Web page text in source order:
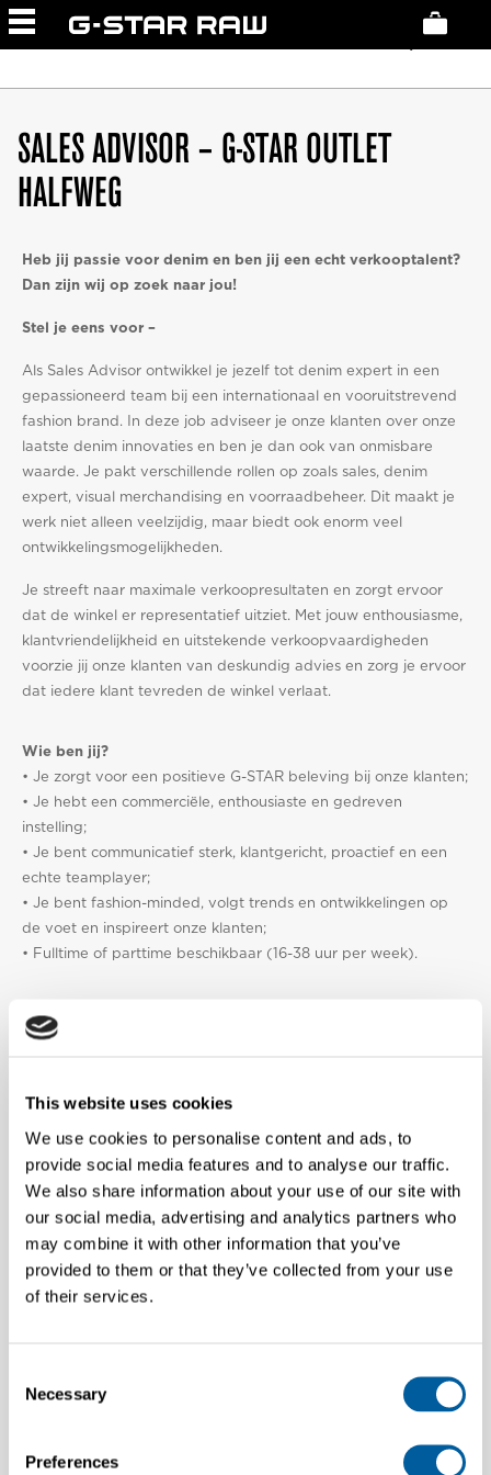
This website uses cookies
We use cookies to personalise content and ads, to
provide social media features and to analyse our traffic.
We also share information about your use of our site with
our social media, advertising and analytics partners who
may combine it with other information that you’ve
provided to them or that they’ve collected from your use
of their services.
Selection
Necessary
Preferences
SALES ADVISOR – G-STAR OUTLET
HALFWEG
Heb jij passie voor denim en ben jij een echt verkooptalent?
Dan zijn wij op zoek naar jou!
Stel je eens voor –
Als Sales Advisor ontwikkel je jezelf tot denim expert in een
gepassioneerd team bij een internationaal en vooruitstrevend
fashion brand. In deze job adviseer je onze klanten over onze
laatste denim innovaties en ben je dan ook van onmisbare
waarde. Je pakt verschillende rollen op zoals sales, denim
expert, visual merchandising en voorraadbeheer. Dit maakt je
werk niet alleen veelzijdig, maar biedt ook enorm veel
ontwikkelingsmogelijkheden.
Je streeft naar maximale verkoopresultaten en zorgt ervoor
dat de winkel er representatief uitziet. Met jouw enthousiasme,
klantvriendelijkheid en uitstekende verkoopvaardigheden
voorzie jij onze klanten van deskundig advies en zorg je ervoor
dat iedere klant tevreden de winkel verlaat.
Wie ben jij?
• Je zorgt voor een positieve G-STAR beleving bij onze klanten;
• Je hebt een commerciële, enthousiaste en gedreven
instelling;
• Je bent communicatief sterk, klantgericht, proactief en een
echte teamplayer;
• Je bent fashion-minded, volgt trends en ontwikkelingen op
de voet en inspireert onze klanten;
• Fulltime of parttime beschikbaar (16-38 uur per week).
Wat bieden wij:
• Naast een competitief salaris, biedt werken bij G-STAR zoveel
• Wat dacht je van de kans om deel uit te maken van een
wereldwijd, duurzaam modemerk;
• Een gulle kledingregeling;
• Een top bonusregeling;
• Online trainingen;
• Een geweldig, divers en gedreven team;
• En een werkomgeving die ruimte biedt voor plezier, inspiratie
en innovatie!
• We zullen jouw CV grondig doornemen en beoordelen;
• We horen graag waarom je denkt dat dit je droombaan is in
• Wanneer we denken dat je goed zal passen bij ons, bellen we